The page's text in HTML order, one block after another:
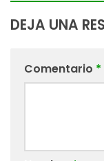
DEJA UNA
Comentario *